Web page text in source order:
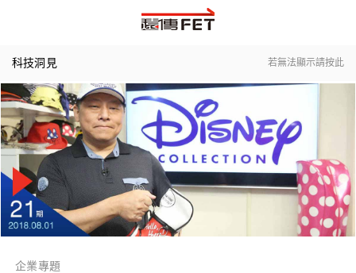
科技洞見 若無法顯示請按此
企業專題